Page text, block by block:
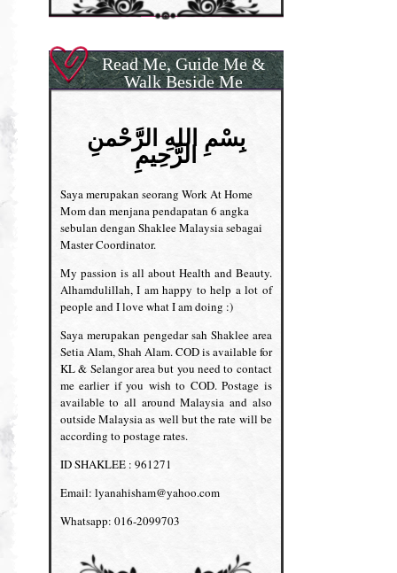
Read Me, Guide Me &
Walk Beside Me
بِسْمِ اللهِ الرَّحْمنِ
الرَّحِيمِ
Saya merupakan seorang Work At Home
Mom dan menjana pendapatan 6 angka
sebulan dengan Shaklee Malaysia sebagai
Master Coordinator.
My passion is all about Health and Beauty.
Alhamdulillah, I am happy to help a lot of
people and I love what I am doing :)
Saya merupakan pengedar sah Shaklee area
Setia Alam, Shah Alam. COD is available for
KL & Selangor area but you need to contact
me earlier if you wish to COD. Postage is
available to all around Malaysia and also
outside Malaysia as well but the rate will be
according to postage rates.
ID SHAKLEE : 961271
Email: lyanahisham@yahoo.com
Whatsapp: 016-2099703